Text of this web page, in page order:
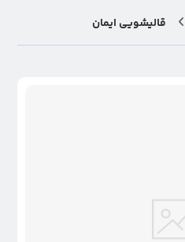
قاليشویی ايمان